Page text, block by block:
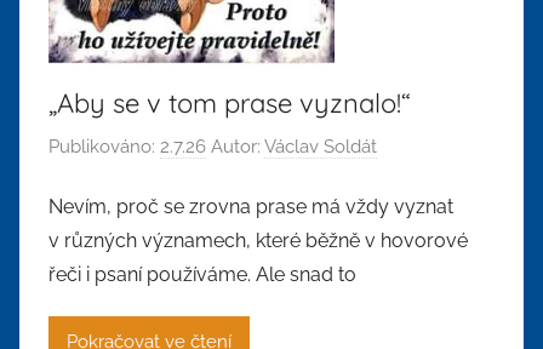
„Aby se v tom prase vyznalo!“
Publikováno: 2.7.26 Autor: Václav Soldát
Nevím, proč se zrovna prase má vždy vyznat
v různých významech, které běžně v hovorové
řeči i psaní používáme. Ale snad to
Pokračovat ve čtení